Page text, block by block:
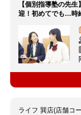
【個別指導塾の先
迎！初めてでも…時
ライフ 巽店(店舗コ